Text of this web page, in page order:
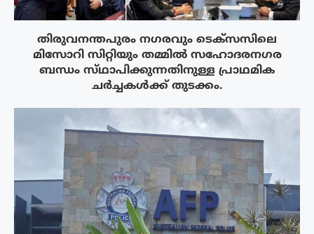
തിരുവനന്തപുരം നഗരവും ടെക്‌സസിലെ
മിസോറി സിറ്റിയും തമ്മിൽ സഹോദരനഗര
ബന്ധം സ്‌ഥാപിക്കുന്നതിനുള്ള പ്രാഥമിക
ചർച്ചകൾക്ക് തുടക്കം.